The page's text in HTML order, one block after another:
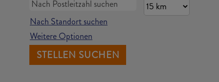
Nach Standort suchen
Weitere Optionen